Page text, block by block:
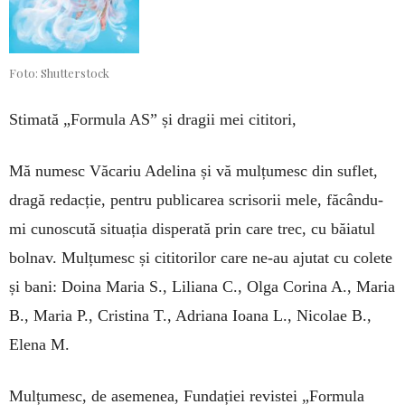
Foto: Shutterstock
Stimată „Formula AS” și dragii mei cititori,
Mă numesc Văcariu Adelina și vă mulțumesc din suflet,
dragă redacție, pentru publicarea scrisorii mele, făcându-
mi cunoscută situația disperată prin care trec, cu băiatul
bolnav. Mulțumesc și cititorilor care ne-au ajutat cu colete
și bani: Doina Maria S., Liliana C., Olga Corina A., Maria
B., Maria P., Cristina T., Adriana Ioana L., Nicolae B.,
Elena M.
Mulțumesc, de asemenea, Fundației revistei „Formula